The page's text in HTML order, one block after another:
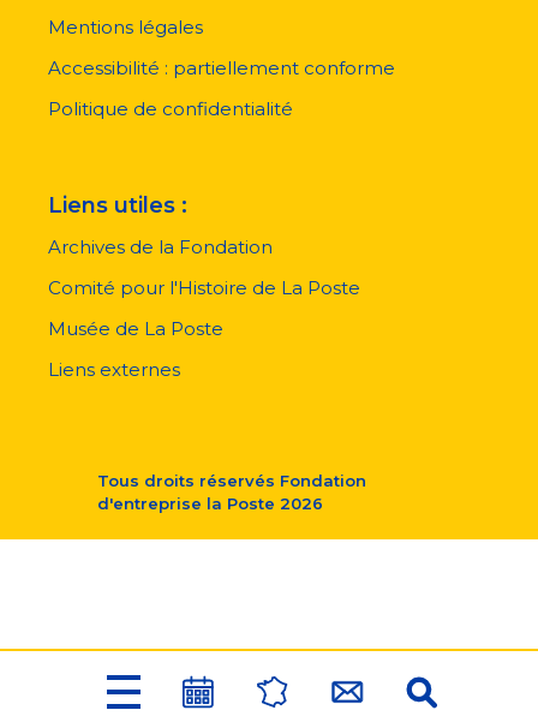
Menu
pied
page
Mentions légales
Accessibilité : partiellement conforme
Politique de confidentialité
Liens utiles :
Archives de la Fondation
Comité pour l'Histoire de La Poste
Musée de La Poste
Liens externes
Tous droits réservés Fondation
d'entreprise la Poste 2026